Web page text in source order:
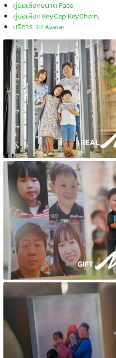
คู่มือเลือกขนาด Face
คู่มือเลือก KeyCap KeyChain,
บริการ 3D Avatar